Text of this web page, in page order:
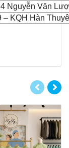
Nguyễn Văn
– KQH Hàn